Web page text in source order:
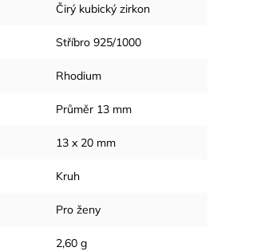
Čirý kubický zirkon
Stříbro 925/1000
Rhodium
Průměr 13 mm
13 x 20 mm
Kruh
Pro ženy
2,60 g